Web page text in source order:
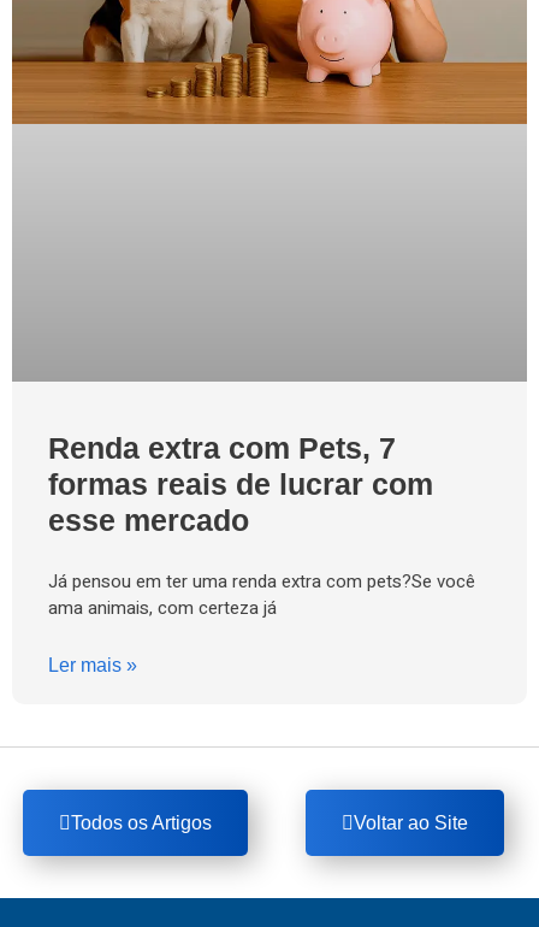
Renda extra com Pets, 7
formas reais de lucrar com
esse mercado
Já pensou em ter uma renda extra com pets?Se você
ama animais, com certeza já
Ler mais »
Todos os Artigos Voltar ao Site